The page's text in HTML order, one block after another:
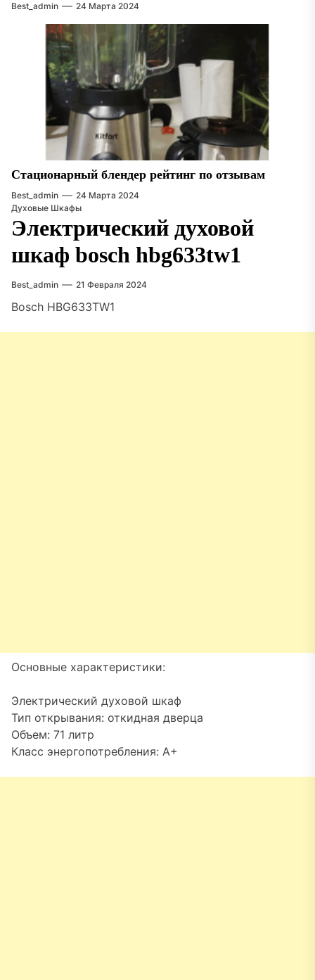
Best_admin 24 Марта 2024
Стационарный блендер рейтинг по отзывам
Best_admin
24 Марта 2024
Духовые Шкафы
Электрический духовой
шкаф bosch hbg633tw1
Best_admin 21 Февраля 2024
Bosch HBG633TW1
Основные характеристики:
Электрический духовой шкаф
Тип открывания: откидная дверца
Объем: 71 литр
Класс энергопотребления: A+